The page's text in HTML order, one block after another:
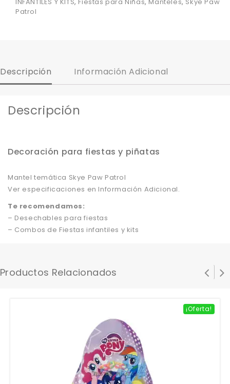
Patrol
Descripción Información Adicional
Descripción
Decoración para fiestas y piñatas
Mantel temática Skye Paw Patrol
Ver especificaciones en Información Adicional.
Te recomendamos:
– Desechables para fiestas
– Combos de Fiestas infantiles y kits
Productos Relacionados
¡Oferta!